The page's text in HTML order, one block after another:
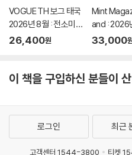
VOGUE TH 보그 태국
2026년 8월 : 전소미
커버
26,400원
Mint
and : 2026
35 : Fourth
33,000
이 책을 구입하신 분들이
로그인 최근
고객센터 1544-3800 티켓